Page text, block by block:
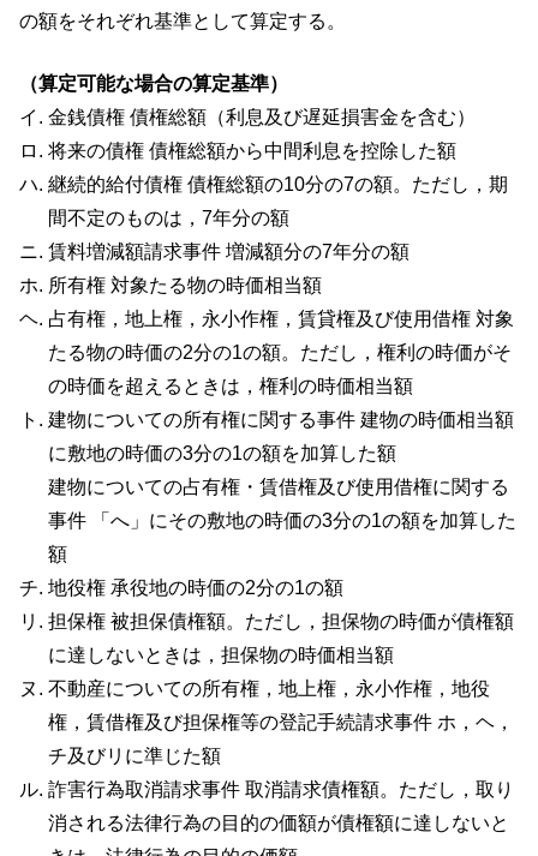
の額をそれぞれ基準として算定する。
（算定可能な場合の算定基準）
金銭債権 債権総額（利息及び遅延損害金を含む）
将来の債権 債権総額から中間利息を控除した額
継続的給付債権 債権総額の10分の7の額。ただし，期
間不定のものは，7年分の額
賃料増減額請求事件 増減額分の7年分の額
所有権 対象たる物の時価相当額
占有権，地上権，永小作権，賃貸権及び使用借権 対象
たる物の時価の2分の1の額。ただし，権利の時価がそ
の時価を超えるときは，権利の時価相当額
建物についての所有権に関する事件 建物の時価相当額
に敷地の時価の3分の1の額を加算した額
建物についての占有権・賃借権及び使用借権に関する
事件 「へ」にその敷地の時価の3分の1の額を加算した
額
地役権 承役地の時価の2分の1の額
担保権 被担保債権額。ただし，担保物の時価が債権額
に達しないときは，担保物の時価相当額
不動産についての所有権，地上権，永小作権，地役
権，賃借権及び担保権等の登記手続請求事件 ホ，ヘ，
チ及びリに準じた額
詐害行為取消請求事件 取消請求債権額。ただし，取り
消される法律行為の目的の価額が債権額に達しないと